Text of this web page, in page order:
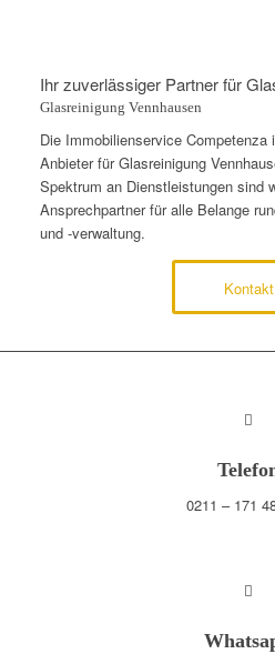
Ihr zuverlässiger Partner für
Glasreinigung Vennhausen
Die Immobilienservice Competenza
Anbieter für Glasreinigung
Spektrum an Dienstleistungen sind
Ansprechpartner für alle Belange
und -verwaltung.
Kontakt
0211 – 171